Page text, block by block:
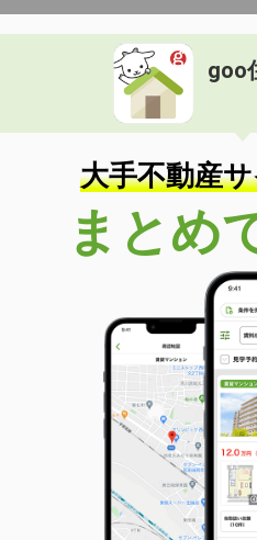
goo
大手不動産
まとめ